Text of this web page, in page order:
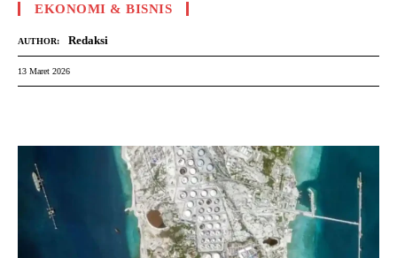
EKONOMI & BISNIS
AUTHOR: Redaksi
13 Maret 2026